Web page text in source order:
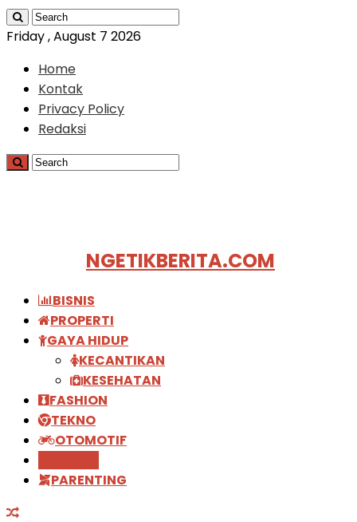
Friday , August 7 2026
Home
Kontak
Privacy Policy
Redaksi
NGETIKBERITA.COM
BISNIS
PROPERTI
GAYA HIDUP
KECANTIKAN
KESEHATAN
FASHION
TEKNO
OTOMOTIF
PARENTING